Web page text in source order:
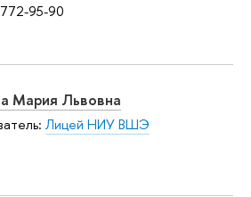
95-90
Мария Львовна
Лицей НИУ ВШЭ